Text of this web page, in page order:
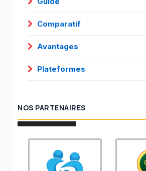
Comparatif
Avantages
Plateformes
NOS PARTENAIRES